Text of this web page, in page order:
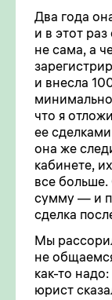
Два года
и в этот
не сама, а
и внесла
что я
ее
она же
кабинете,
все
сумму — и
сделка
Мы
не
как-то
юрист